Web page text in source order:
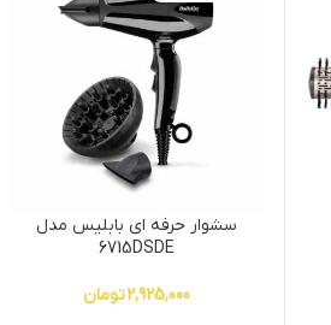
سشوار حرفه ای بابلیس مدل
6715DSDE
2,925,000تومان